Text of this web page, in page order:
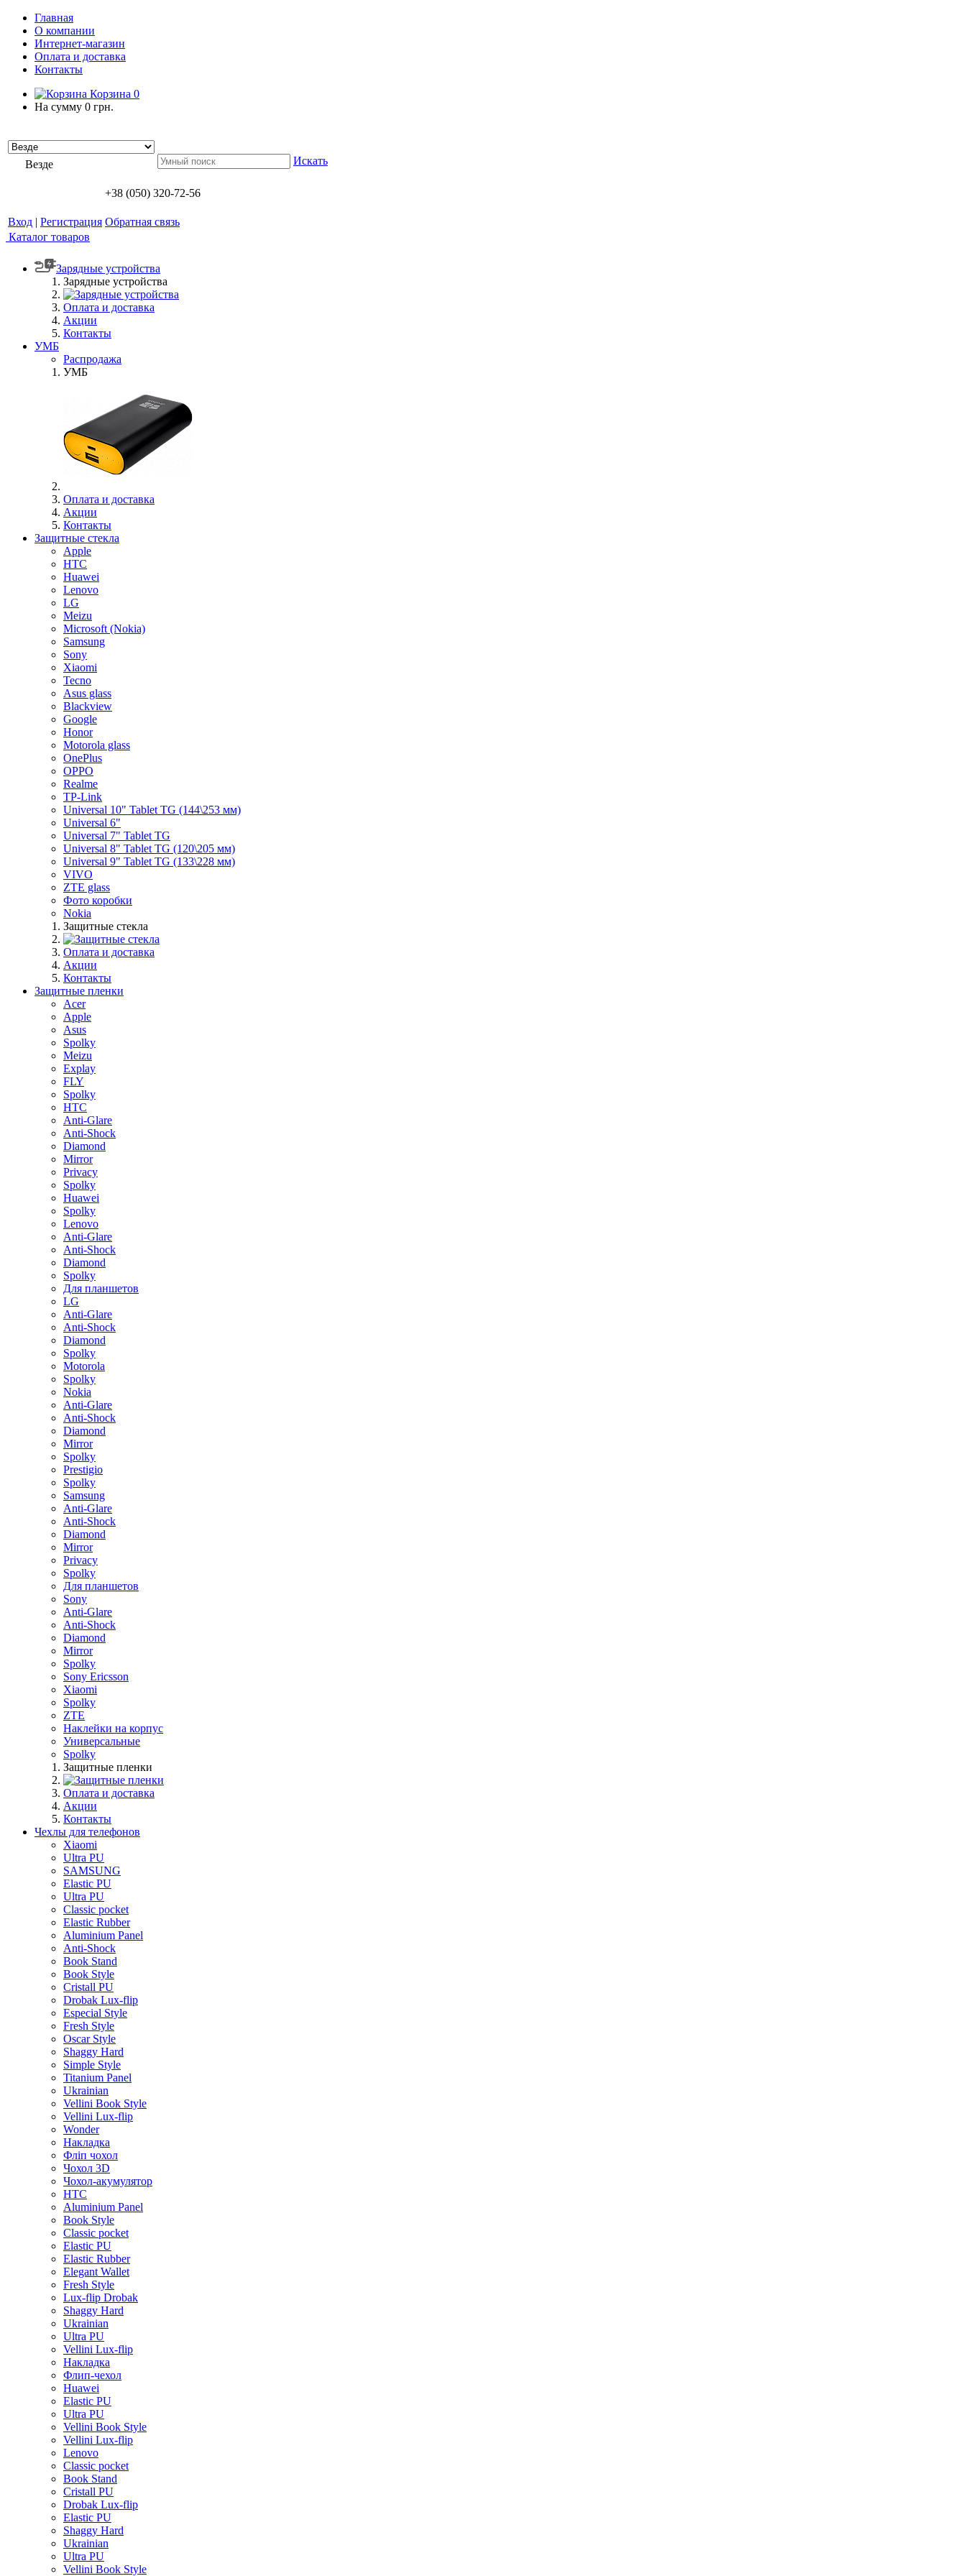
Главная
О компании
Интернет-магазин
Оплата и доставка
Контакты
Корзина 0
На сумму 0 грн.
Везде Искать
+38 (050) 320-72-56
Вход | Регистрация Обратная связь
Каталог товаров
Зарядные устройства
Зарядные устройства
Оплата и доставка
Акции
Контакты
УМБ
Распродажа
УМБ
Оплата и доставка
Акции
Контакты
Защитные стекла
Apple
HTC
Huawei
Lenovo
LG
Meizu
Microsoft (Nokia)
Samsung
Sony
Xiaomi
Tecno
Asus glass
Blackview
Google
Honor
Motorola glass
OnePlus
OPPO
Realme
TP-Link
Universal 10" Tablet TG (144\253 мм)
Universal 6"
Universal 7" Tablet TG
Universal 8" Tablet TG (120\205 мм)
Universal 9" Tablet TG (133\228 мм)
VIVO
ZTE glass
Фото коробки
Nokia
Защитные стекла
Оплата и доставка
Акции
Контакты
Защитные пленки
Acer
Apple
Asus
Spolky
Meizu
Explay
FLY
Spolky
HTC
Anti-Glare
Anti-Shock
Diamond
Mirror
Privacy
Spolky
Huawei
Spolky
Lenovo
Anti-Glare
Anti-Shock
Diamond
Spolky
Для планшетов
LG
Anti-Glare
Anti-Shock
Diamond
Spolky
Motorola
Spolky
Nokia
Anti-Glare
Anti-Shock
Diamond
Mirror
Spolky
Prestigio
Spolky
Samsung
Anti-Glare
Anti-Shock
Diamond
Mirror
Privacy
Spolky
Для планшетов
Sony
Anti-Glare
Anti-Shock
Diamond
Mirror
Spolky
Sony Ericsson
Xiaomi
Spolky
ZTE
Наклейки на корпус
Универсальные
Spolky
Защитные пленки
Оплата и доставка
Акции
Контакты
Чехлы для телефонов
Xiaomi
Ultra PU
SAMSUNG
Elastic PU
Ultra PU
Classic pocket
Elastic Rubber
Aluminium Panel
Anti-Shock
Book Stand
Book Style
Cristall PU
Drobak Lux-flip
Especial Style
Fresh Style
Oscar Style
Shaggy Hard
Simple Style
Titanium Panel
Ukrainian
Vellini Book Style
Vellini Lux-flip
Wonder
Накладка
Фліп чохол
Чохол 3D
Чохол-акумулятор
HTC
Aluminium Panel
Book Style
Classic pocket
Elastic PU
Elastic Rubber
Elegant Wallet
Fresh Style
Lux-flip Drobak
Shaggy Hard
Ukrainian
Ultra PU
Vellini Lux-flip
Накладка
Флип-чехол
Huawei
Elastic PU
Ultra PU
Vellini Book Style
Vellini Lux-flip
Lenovo
Classic pocket
Book Stand
Cristall PU
Drobak Lux-flip
Elastic PU
Shaggy Hard
Ukrainian
Ultra PU
Vellini Book Style